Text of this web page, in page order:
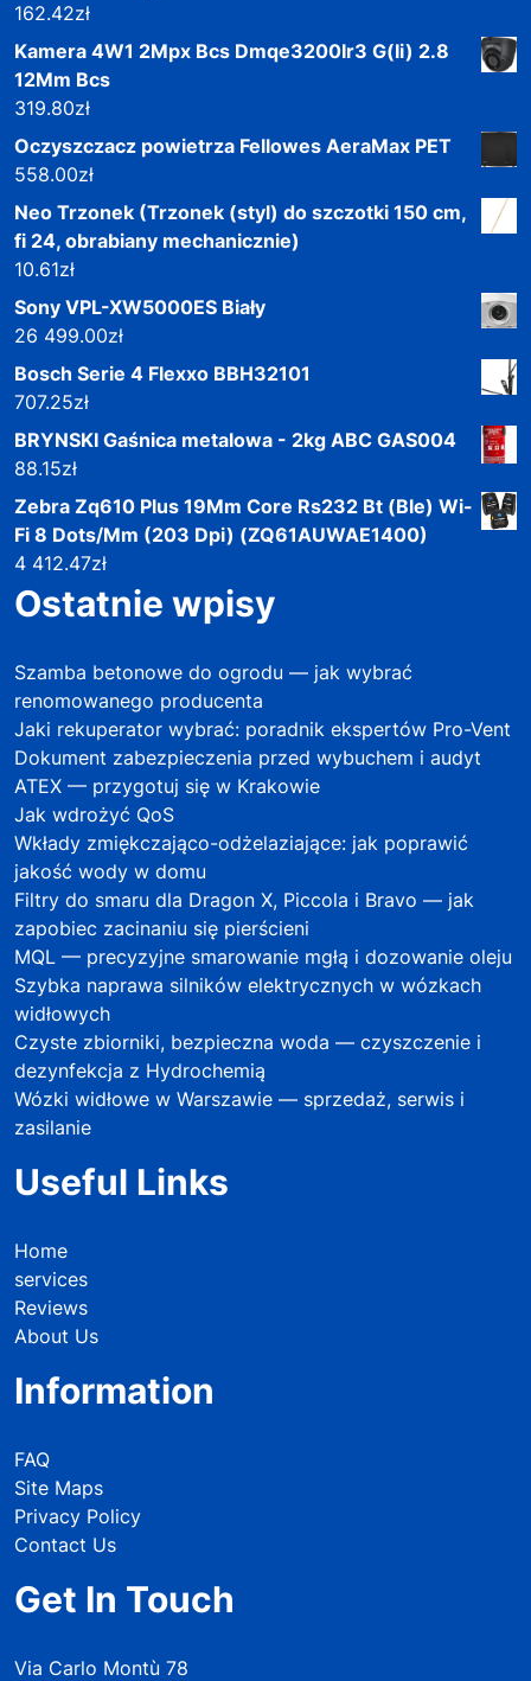
162.42zł
Kamera 4W1 2Mpx Bcs Dmqe3200Ir3 G(Ii) 2.8
12Mm Bcs
319.80zł
Oczyszczacz powietrza Fellowes AeraMax PET
558.00zł
Neo Trzonek (Trzonek (styl) do szczotki 150 cm,
fi 24, obrabiany mechanicznie)
10.61zł
Sony VPL-XW5000ES Biały
26 499.00zł
Bosch Serie 4 Flexxo BBH32101
707.25zł
BRYNSKI Gaśnica metalowa - 2kg ABC GAS004
88.15zł
Zebra Zq610 Plus 19Mm Core Rs232 Bt (Ble) Wi-
Fi 8 Dots/Mm (203 Dpi) (ZQ61AUWAE1400)
4 412.47zł
Ostatnie wpisy
Szamba betonowe do ogrodu — jak wybrać
renomowanego producenta
Jaki rekuperator wybrać: poradnik ekspertów Pro-Vent
Dokument zabezpieczenia przed wybuchem i audyt
ATEX — przygotuj się w Krakowie
Jak wdrożyć QoS
Wkłady zmiękczająco-odżelaziające: jak poprawić
jakość wody w domu
Filtry do smaru dla Dragon X, Piccola i Bravo — jak
zapobiec zacinaniu się pierścieni
MQL — precyzyjne smarowanie mgłą i dozowanie oleju
Szybka naprawa silników elektrycznych w wózkach
widłowych
Czyste zbiorniki, bezpieczna woda — czyszczenie i
dezynfekcja z Hydrochemią
Wózki widłowe w Warszawie — sprzedaż, serwis i
zasilanie
Useful Links
Home
services
Reviews
About Us
Information
FAQ
Site Maps
Privacy Policy
Contact Us
Get In Touch
Via Carlo Montù 78